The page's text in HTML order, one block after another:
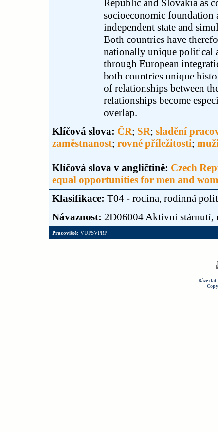
Republic and Slovakia as
socioeconomic foundation
independent state and
Both countries have
nationally unique political
through European
both countries unique
of relationships between
relationships become
overlap.
Klíčová slova: ČR; SR; sladění
zaměstnanost; rovné příležitosti;
Klíčová slova v angličtině: Czech
equal opportunities for men and
Klasifikace: T04 - rodina, rodinná
Návaznost: 2D06004 Aktivní stárnutí,
Pracoviště: VUPSVPRP
Báze dat